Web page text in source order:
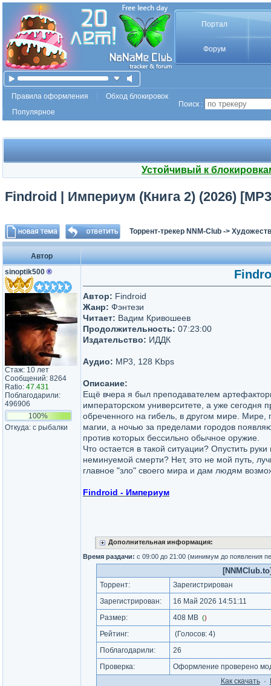
Портал
Форум
Правила оформления
Обход блокировок
Популярное
Поиск :
Устойчивый к
Findroid | Империум (Книга 2) (2026)
Торрент-трекер NNM-Club ->
Автор
sinoptik500 ®
Стаж: 10 лет
Сообщений: 8264
Ratio: 47.431
Поблагодарили:
496906
100%
Откуда: с рыбалки
Автор: Findroid
Жанр: Фэнтези
Читает: Вадим Кривошеев
Продолжительность: 07:23:00
Издательство: ИДДК
Аудио: MP3, 128 Kbps
Описание:
Ещё вчера я был преподавателем
императорском университете, а уже сегодня
обреченного на гибель, в другом мире. Мире,
магии, а ночью за пределами городов
против которых бессильно обычное оружие.
Что остается в такой ситуации? Опустить руки
неминуемой смерти? Нет, это не мой путь,
главное "зло" своего мира и дам людям
Findroid - Империум
Дополнительная информация:
Время раздачи: с 09:00 до 21:00 (минимум до появления
Торрент:
Зарегистрирован
Зарегистрирован:
16 Май 2026 14:51:11
Размер:
408 MB ()
Рейтинг: (Голосов: 4)
Поблагодарили:
26
Проверка:
Оформление проверено
Как cкачать·